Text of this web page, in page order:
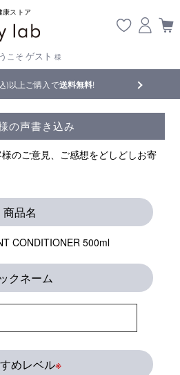
康ストア
こそ ゲスト 様
)以上ご購入で送料無料! 【重要】
の声書き込み
のご意見、ご感想をどしどしお寄
商品名
CONDITIONER 500ml
クネーム
めレベル※